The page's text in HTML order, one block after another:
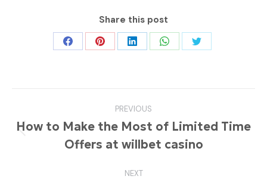
Share this post
Share Share Share Share Share
navigation
PREVIOUS
Previous
post:
How to Make the Most of Limited Time
Offers at willbet casino
NEXT